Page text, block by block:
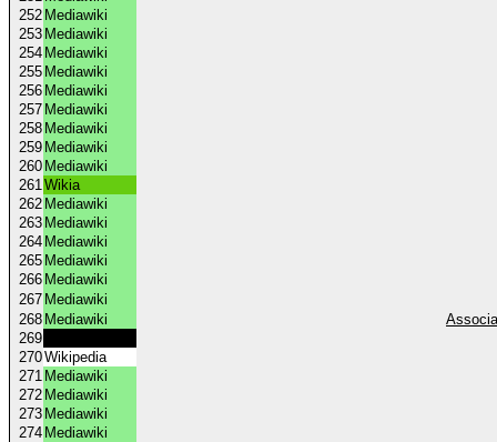
252 Mediawiki
253 Mediawiki
254 Mediawiki
255 Mediawiki
256 Mediawiki
257 Mediawiki
258 Mediawiki
259 Mediawiki
260 Mediawiki
261Wikia
262 Mediawiki
263 Mediawiki
264 Mediawiki
265 Mediawiki
266 Mediawiki
267 Mediawiki
268 Mediawiki
269
270Wikipedia
271 Mediawiki
272 Mediawiki
273 Mediawiki
274 Mediawiki